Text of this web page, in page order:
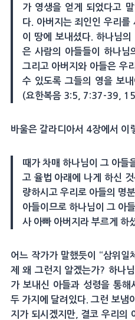
가 영생을 얻게 되었다고
다. 아버지는 죄인인 우리를
이 땅에 보내셨다. 하나님
은 사람의 아들들이 하나님
그리고 아버지와 아들은 우
수 있도록 그들의 영을 보
(요한복음 3:5, 7:37-39,
바울은 갈라디아서 4장에서 이
때가 차매 하나님이 그 아들
고 율법 아래에 나게 하신
량하시고 우리로 아들의 명
아들이므로 하나님이 그 아
사 아빠 아버지라 부르게 하
어느 작가가 말했듯이 “삼위일
제 왜 그런지 알겠는가? 하나
가 보내신 아들과 성령을 통해
두 가지에 달려있다. 그런 보냄
지가 되시겠지만, 결코 우리의